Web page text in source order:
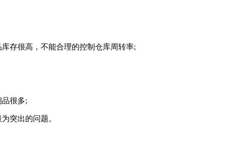
存很高，不能合理的控制仓库周转率;
很多;
突出的问题。